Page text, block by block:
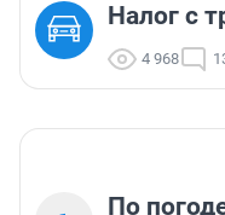
Налог с
4 968
По